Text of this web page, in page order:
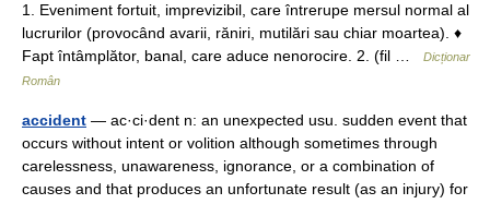
1. Eveniment fortuit, imprevizibil, care întrerupe mersul normal al
lucrurilor (provocând avarii, răniri, mutilări sau chiar moartea). ♦
Fapt întâmplător, banal, care aduce nenorocire. 2. (fil …
Dicționar
Român
accident — ac·ci·dent n: an unexpected usu. sudden event that
occurs without intent or volition although sometimes through
carelessness, unawareness, ignorance, or a combination of
causes and that produces an unfortunate result (as an injury) for